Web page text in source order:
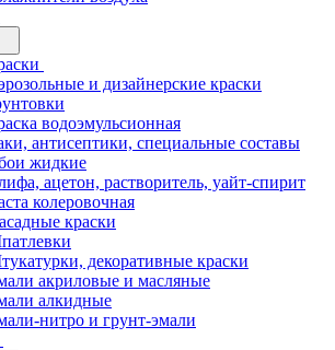
и дизайнерские краски
водоэмульсионная
антисептики, специальные составы
жидкие
ацетон, растворитель, уайт-спирит
колеровочная
краски
декоративные краски
акриловые и масляные
алкидные
нитро и грунт-эмали